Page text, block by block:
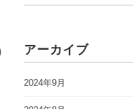
アーカイブ
2024年9月